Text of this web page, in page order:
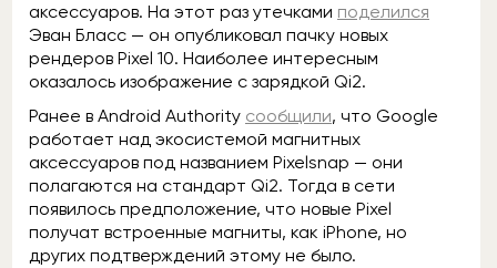
аксессуаров. На этот раз утечками поделился
Эван Бласс — он опубликовал пачку новых
рендеров Pixel 10. Наиболее интересным
оказалось изображение с зарядкой Qi2.
Ранее в Android Authority сообщили, что Google
работает над экосистемой магнитных
аксессуаров под названием Pixelsnap — они
полагаются на стандарт Qi2. Тогда в сети
появилось предположение, что новые Pixel
получат встроенные магниты, как iPhone, но
других подтверждений этому не было.